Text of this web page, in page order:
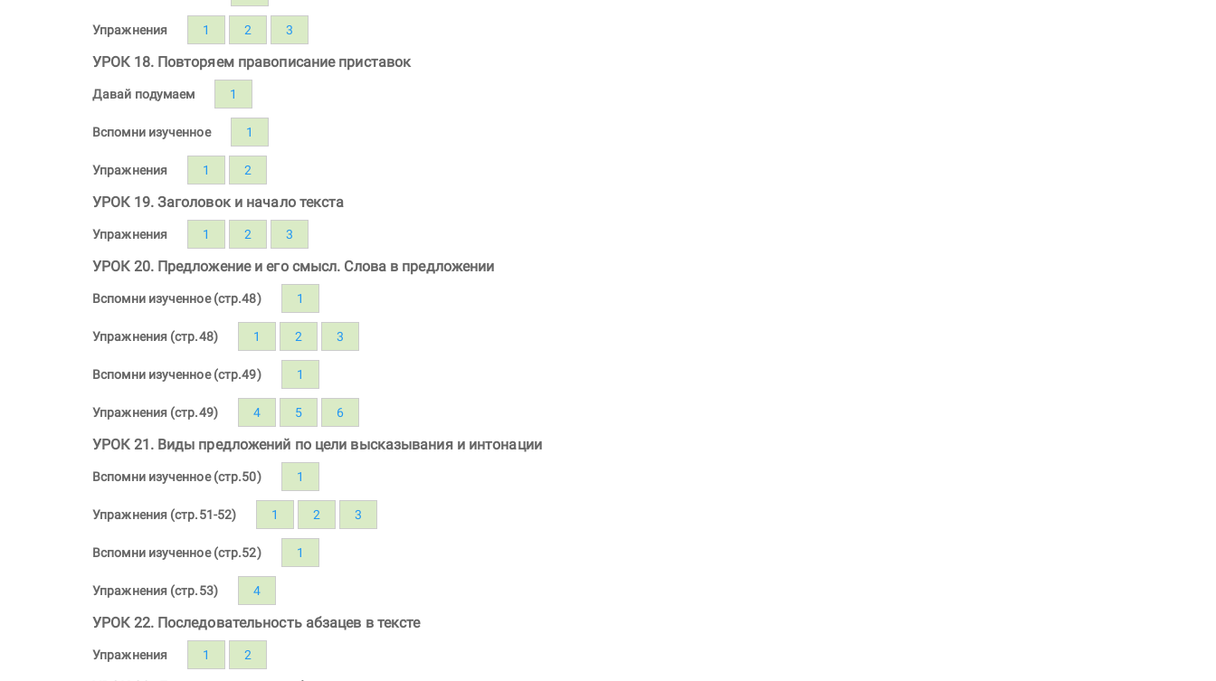
Упражнения 1 2 3
УРОК 18. Повторяем правописание приставок
Давай подумаем 1
Вспомни изученное 1
Упражнения 1 2
УРОК 19. Заголовок и начало текста
Упражнения 1 2 3
УРОК 20. Предложение и его смысл. Слова в предложении
Вспомни изученное (стр.48) 1
Упражнения (стр.48) 1 2 3
Вспомни изученное (стр.49) 1
Упражнения (стр.49) 4 5 6
УРОК 21. Виды предложений по цели высказывания и интонации
Вспомни изученное (стр.50) 1
Упражнения (стр.51-52) 1 2 3
Вспомни изученное (стр.52) 1
Упражнения (стр.53) 4
УРОК 22. Последовательность абзацев в тексте
Упражнения 1 2